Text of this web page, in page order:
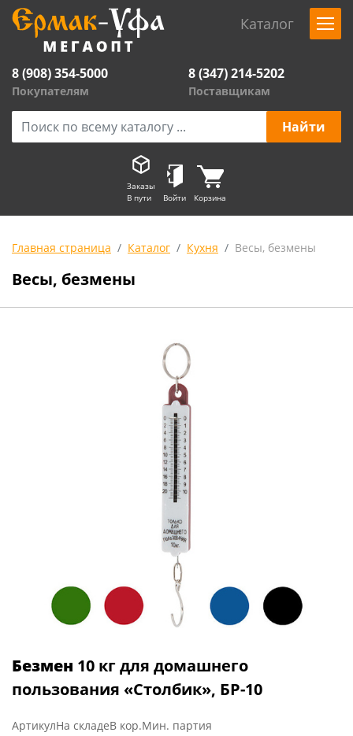
Каталог
8 (908) 354-5000
Покупателям
8 (347) 214-5202
Поставщикам
Заказы
В пути
Войти Корзина
Главная страница Каталог Кухня Весы, безмены
Весы, безмены
Безмен 10 кг для домашнего
пользования «Столбик», БР-10
АртикулНа складеВ кор.Мин. партия